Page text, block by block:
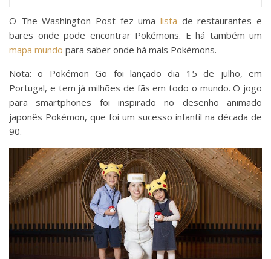
O The Washington Post fez uma lista de restaurantes e
bares onde pode encontrar Pokémons. E há também um
mapa mundo para saber onde há mais Pokémons.
Nota: o Pokémon Go foi lançado dia 15 de julho, em
Portugal, e tem já milhões de fãs em todo o mundo. O jogo
para smartphones foi inspirado no desenho animado
japonês Pokémon, que foi um sucesso infantil na década de
90.